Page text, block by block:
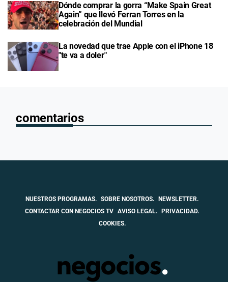
Dónde comprar la gorra “Make Spain Great
Again” que llevó Ferran Torres en la
celebración del Mundial
La novedad que trae Apple con el iPhone 18
"te va a doler"
comentarios
NUESTROS PROGRAMAS. SOBRE NOSOTROS. NEWSLETTER.
CONTACTAR CON NEGOCIOS TV AVISO LEGAL. PRIVACIDAD.
COOKIES.